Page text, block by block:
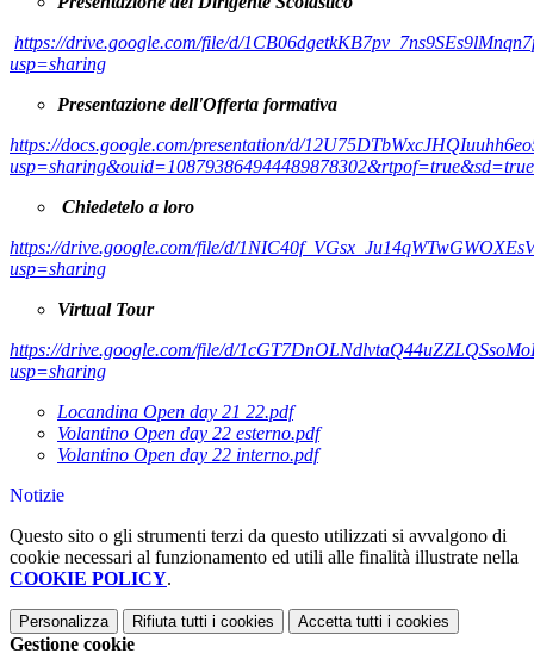
https://drive.google.com/file/d/
usp=sharing
Presentazione dell'Offerta formativa
https://docs.google.com/presentation/d/
usp=sharing&ouid=108793864944489878302&rtpof=true&sd=true
Chiedetelo a loro
https://drive.google.com/file/d/
usp=sharing
Virtual Tour
https://drive.google.com/file/d/
usp=sharing
Locandina Open day 21 22.pdf
Volantino Open day 22 esterno.pdf
Volantino Open day 22 interno.pdf
Notizie
Questo sito o gli strumenti terzi da questo utilizzati si avvalgono di
cookie necessari al funzionamento ed utili alle finalità illustrate nella
COOKIE POLICY.
Personalizza Rifiuta tutti i cookies Accetta tutti i cookies
Gestione cookie